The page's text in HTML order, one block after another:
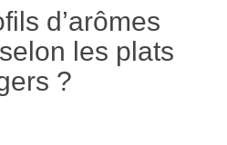
d’arômes
les plats
?